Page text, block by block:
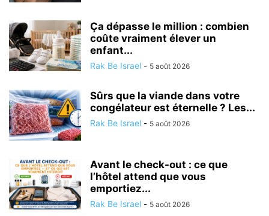
Ça dépasse le million : combien
coûte vraiment élever un
enfant...
Rak Be Israel - 5 août 2026
Sûrs que la viande dans votre
congélateur est éternelle ? Les...
Rak Be Israel - 5 août 2026
Avant le check-out : ce que
l’hôtel attend que vous
emportiez...
Rak Be Israel - 5 août 2026